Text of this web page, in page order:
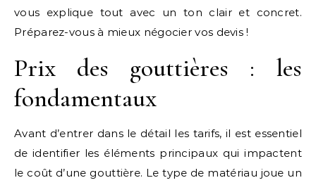
vous explique tout avec un ton clair et concret.
Préparez-vous à mieux négocier vos devis !
Prix des gouttières : les
fondamentaux
Avant d’entrer dans le détail les tarifs, il est essentiel
de identifier les éléments principaux qui impactent
le coût d’une gouttière. Le type de matériau joue un